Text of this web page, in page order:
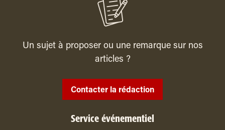
Un sujet à proposer ou une remarque sur nos
articles ?
Contacter la rédaction
Service événementiel